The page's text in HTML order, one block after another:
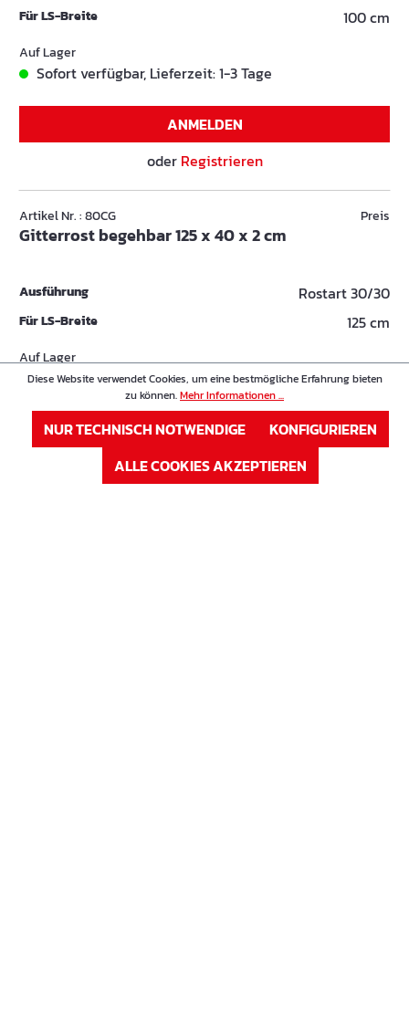
Für LS-Breite 100 cm
Auf Lager
Sofort verfügbar, Lieferzeit: 1-3 Tage
ANMELDEN
oder Registrieren
Artikel Nr. : 80CG
Gitterrost begehbar 125 x 40 x 2 cm
Preis
Ausführung Rostart 30/30
Für LS-Breite 125 cm
Auf Lager
Sofort verfügbar, Lieferzeit: 1-3 Tage
ANMELDEN
oderRegistrieren
Diese Website verwendet Cookies, um eine bestmögliche Erfahrung bieten
zu können.Mehr Informationen ...
NUR TECHNISCH NOTWENDIGE
KONFIGURIEREN
ALLE COOKIES AKZEPTIEREN